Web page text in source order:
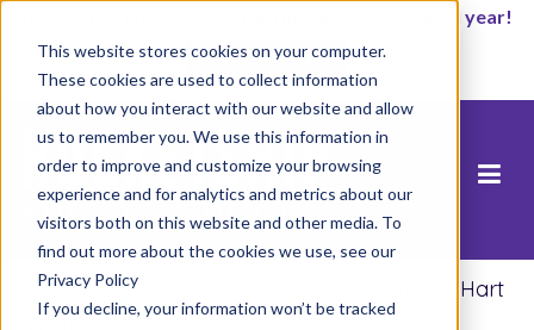
This website stores cookies on your computer.
These cookies are used to collect information
about how you interact with our website and allow
us to remember you. We use this information in
order to improve and customize your browsing
experience and for analytics and metrics about our
visitors both on this website and other media. To
find out more about the cookies we use, see our
Privacy Policy
If you decline, your information won’t be tracked
It’s not too late to enroll for the 2026-2027 school year!
Empezar ahora
Inicio/Blog
¡Nuestro Ganador del Premio Hart
Vision!